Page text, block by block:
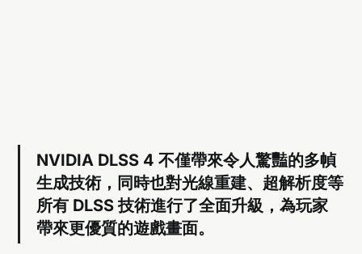
NVIDIA DLSS 4 不僅帶來令人驚豔的多幀
生成技術，同時也對光線重建、超解析度等
所有 DLSS 技術進行了全面升級，為玩家
帶來更優質的遊戲畫面。